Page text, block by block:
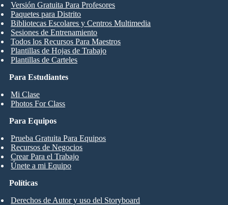
Para Estudiantes
Mi Clase
Photos For Class
Versión Gratuita Para Profesores
Paquetes para Distrito
Bibliotecas Escolares y Centros Multimedia
Sesiones de Entrenamiento
Todos los Recursos Para Maestros
Plantillas de Hojas de Trabajo
Plantillas de Carteles
Para Equipos
Prueba Gratuita Para Equipos
Recursos de Negocios
Crear Para el Trabajo
Únete a mi Equipo
Políticas
Derechos de Autor y uso del Storyboard